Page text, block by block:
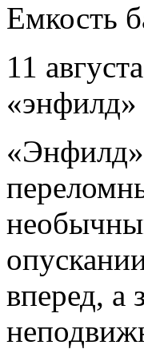
Емкость
11
вперед, а